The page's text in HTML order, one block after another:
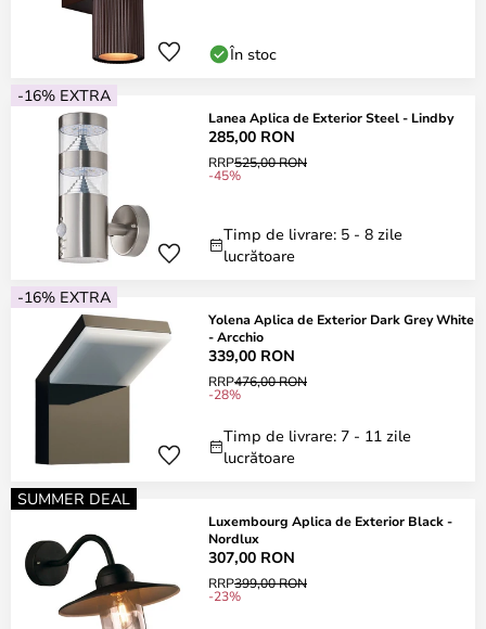
În stoc
-16% EXTRA
Lanea Aplica de Exterior Steel - Lindby
285,00 RON
RRP525,00 RON
-45%
Timp de livrare: 5 - 8 zile
lucrătoare
-16% EXTRA
Yolena Aplica de Exterior Dark Grey White
- Arcchio
339,00 RON
RRP476,00 RON
-28%
Timp de livrare: 7 - 11 zile
lucrătoare
SUMMER DEAL
Luxembourg Aplica de Exterior Black -
Nordlux
307,00 RON
RRP399,00 RON
-23%